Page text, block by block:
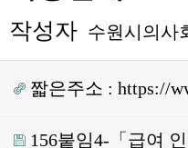
작성자 수원시의사
짧은주소 : https://
156붙임4-「급여